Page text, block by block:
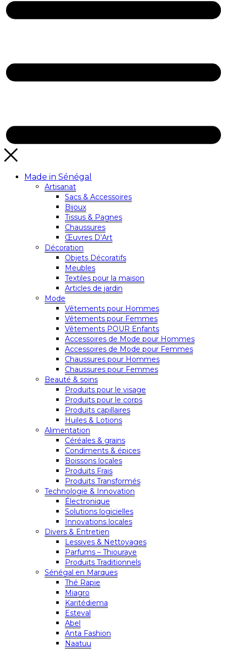
Made in Sénégal
Artisanat
Sacs & Accessoires
Bijoux
Tissus & Pagnes
Chaussures
Œuvres D’Art
Décoration
Objets Décoratifs
Meubles
Textiles pour la maison
Articles de jardin
Mode
Vêtements pour Hommes
Vêtements pour Femmes
Vêtements POUR Enfants
Accessoires de Mode pour Hommes
Accessoires de Mode pour Femmes
Chaussures pour Hommes
Chaussures pour Femmes
Beauté & soins
Produits pour le visage
Produits pour le corps
Produits capillaires
Huiles & Lotions
Alimentation
Céréales & grains
Condiments & épices
Boissons locales
Produits Frais
Produits Transformés
Technologie & Innovation
Électronique
Solutions logicielles
Innovations locales
Divers & Entretien
Lessives & Nettoyages
Parfums – Thiouraye
Produits Traditionnels
Sénégal en Marques
Thé Rapie
Miagro
Karitédiema
Esteval
Abel
Anta Fashion
Naatuu